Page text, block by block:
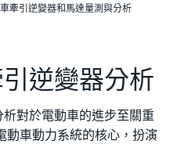
牽引逆變器和馬達量測與分析
逆變器分析
對於電動車的進步至關重
動車動力系統的核心，扮演